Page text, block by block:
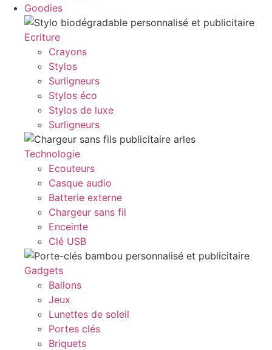
Goodies
Ecriture
Crayons
Stylos
Surligneurs
Stylos éco
Stylos de luxe
Surligneurs
Technologie
Ecouteurs
Casque audio
Batterie externe
Chargeur sans fil
Enceinte
Clé USB
Gadgets
Ballons
Jeux
Lunettes de soleil
Portes clés
Briquets